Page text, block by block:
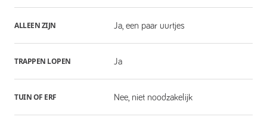
ALLEEN ZIJN Ja, een paar uurtjes
TRAPPEN LOPEN Ja
TUIN OF ERF Nee, niet noodzakelijk